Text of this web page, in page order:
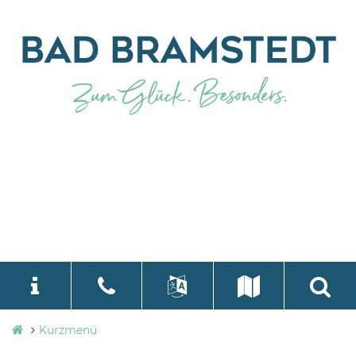
Stadtverwaltung
language
Kurzmenü